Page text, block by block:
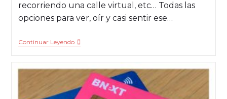
recorriendo una calle virtual, etc… Todas las
opciones para ver, oír y casi sentir ese…
Continuar Leyendo